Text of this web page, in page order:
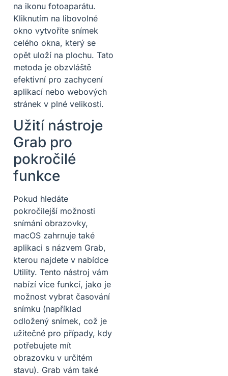
na ikonu fotoaparátu.
Kliknutím na libovolné
okno vytvoříte snímek
celého okna, který se
opět uloží na plochu. Tato
metoda je obzvláště
efektivní pro zachycení
aplikací nebo webových
stránek v plné velikosti.
Užití nástroje
Grab pro
pokročilé
funkce
Pokud hledáte
pokročilejší možnosti
snímání obrazovky,
macOS zahrnuje také
aplikaci s názvem Grab,
kterou najdete v nabídce
Utility. Tento nástroj vám
nabízí více funkcí, jako je
možnost vybrat časování
snímku (například
odložený snímek, což je
užitečné pro případy, kdy
potřebujete mít
obrazovku v určitém
stavu). Grab vám také